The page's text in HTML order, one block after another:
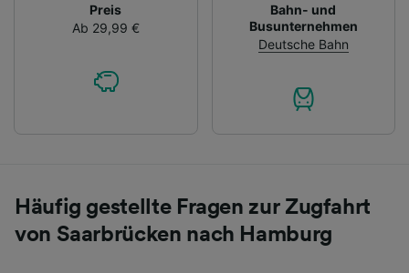
Preis
Ab 29,99 €
Bahn- und
Busunternehmen
Deutsche Bahn
Häufig gestellte Fragen zur Zugfahrt
von Saarbrücken nach Hamburg